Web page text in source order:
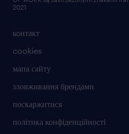
контакт
cookies
мапа сайту
зловживання брендами
поскаржитися
політика конфіденційності
2021